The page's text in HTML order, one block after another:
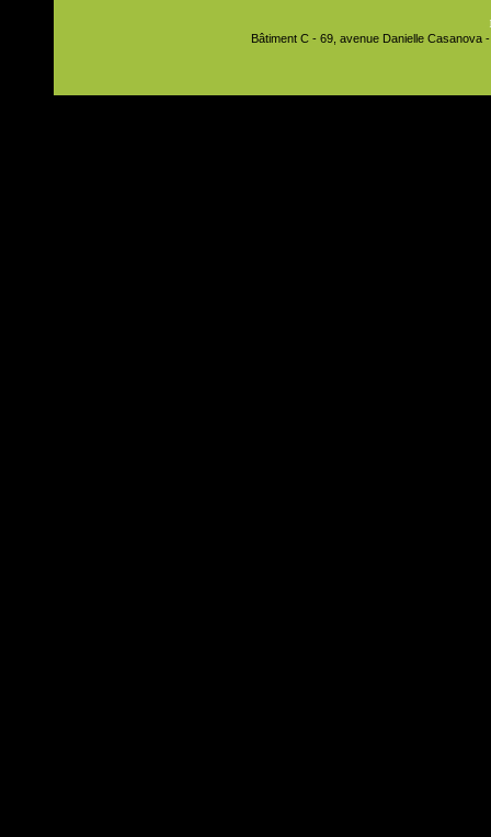
Bâtiment C - 69, avenue Danielle